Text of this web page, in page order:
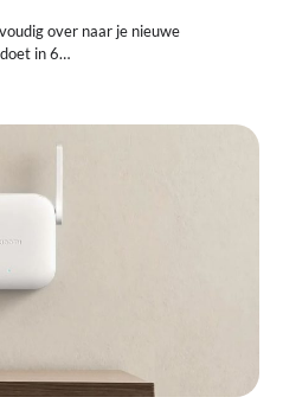
over naar je nieuwe
in 6…